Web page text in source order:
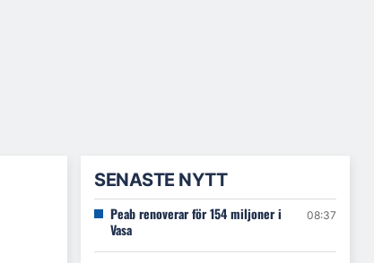
SENASTE NYTT
Peab renoverar för 154 miljoner i
Vasa
08:37